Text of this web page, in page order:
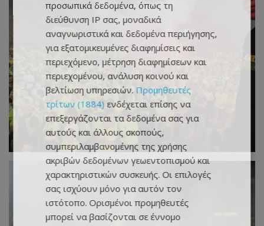
προσωπικά δεδομένα, όπως τη
διεύθυνση IP σας, μοναδικά
αναγνωριστικά και δεδομένα περιήγησης,
για εξατομικευμένες διαφημίσεις και
περιεχόμενο, μέτρηση διαφημίσεων και
περιεχομένου, ανάλυση κοινού και
βελτίωση υπηρεσιών. Προμηθευτές
τρίτων (1884) ενδέχεται επίσης να
επεξεργάζονται τα δεδομένα σας για
αυτούς και άλλους σκοπούς,
συμπεριλαμβανομένης της χρήσης
ακριβών δεδομένων γεωεντοπισμού και
χαρακτηριστικών συσκευής. Οι επιλογές
σας ισχύουν μόνο για αυτόν τον
ιστότοπο. Ορισμένοι προμηθευτές
μπορεί να βασίζονται σε έννομο